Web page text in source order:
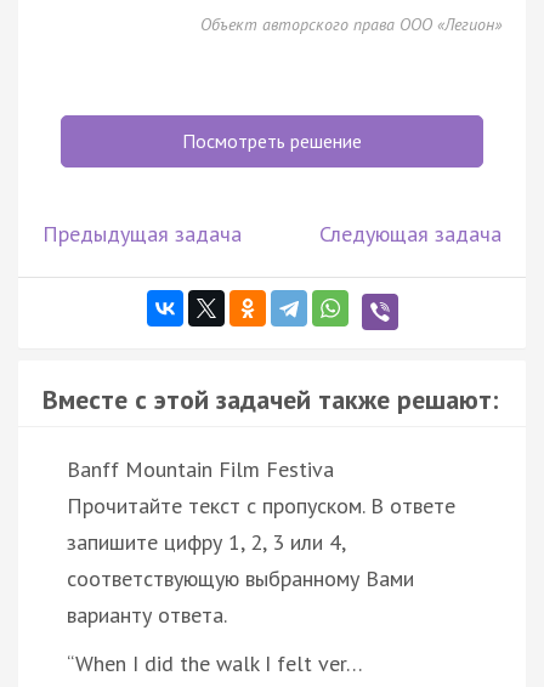
Объект авторского права ООО «Легион»
Посмотреть решение
Предыдущая задача Следующая задача
Вместе с этой задачей также решают:
Banff Mountain Film Festiva
Прочитайте текст с пропуском. В ответе
запишите цифру 1, 2, 3 или 4,
соответствующую выбранному Вами
варианту ответа.
“When I did the walk I felt ver…